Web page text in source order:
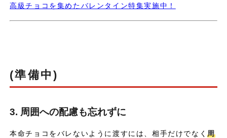
高級チョコを集めたバレンタイン特集実施中！
(準備中)
3. 周囲への配慮も忘れずに
本命チョコをバレないように渡すには、相手だけでなく周